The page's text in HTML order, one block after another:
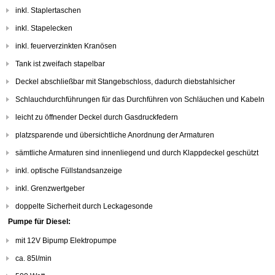
inkl. Staplertaschen
inkl. Stapelecken
inkl. feuerverzinkten Kranösen
Tank ist zweifach stapelbar
Deckel abschließbar mit Stangebschloss, dadurch diebstahlsicher
Schlauchdurchführungen für das Durchführen von Schläuchen und Kabeln
leicht zu öffnender Deckel durch Gasdruckfedern
platzsparende und übersichtliche Anordnung der Armaturen
sämtliche Armaturen sind innenliegend und durch Klappdeckel geschützt
inkl. optische Füllstandsanzeige
inkl. Grenzwertgeber
doppelte Sicherheit durch Leckagesonde
Pumpe für Diesel:
mit 12V Bipump Elektropumpe
ca. 85l/min